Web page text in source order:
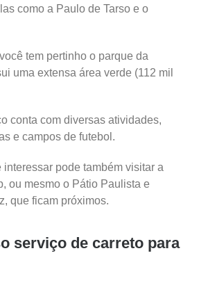
como a Paulo de Tarso e o
tem pertinho o parque da
uma extensa área verde (112 mil
conta com diversas atividades,
e campos de futebol.
pode também visitar a
ou mesmo o Pátio Paulista e
que ficam próximos.
serviço de carreto para